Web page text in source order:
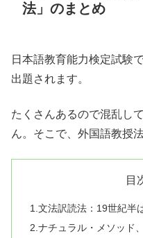
法」のまとめ
日本語教育能力検定試験
出題されます。
たくさんあるので混乱し
ん。そこで、外国語教授
目
1.文法訳読法：19世紀半
2.ナチュラル・メソッド